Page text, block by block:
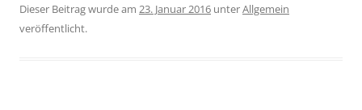
Dieser Beitrag wurde am 23. Januar 2016 unterAllgemein
veröffentlicht.